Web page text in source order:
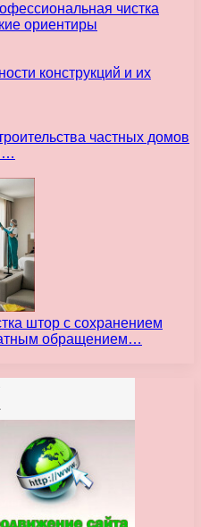
чистка
ориентиры
конструкций и их
частных домов
штор с сохранением
обращением…